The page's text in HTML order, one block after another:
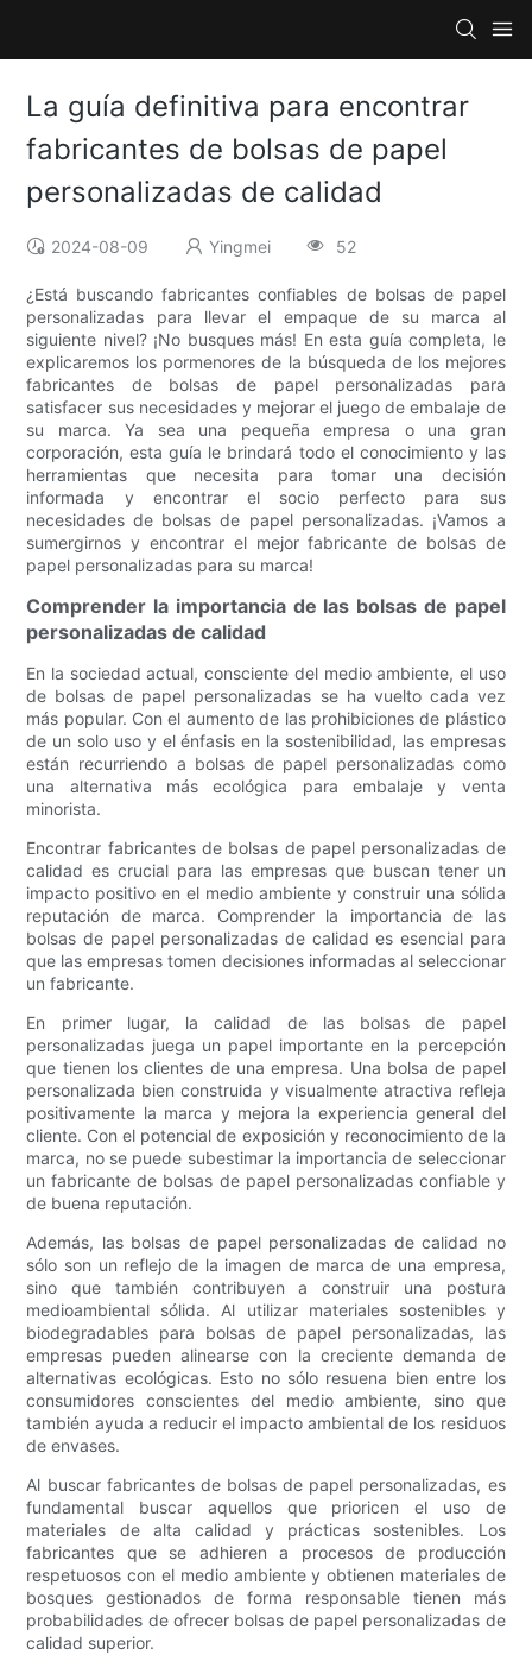
La guía definitiva para encontrar
fabricantes de bolsas de papel
personalizadas de calidad
2024-08-09 Yingmei 52
¿Está buscando fabricantes confiables de bolsas de papel
personalizadas para llevar el empaque de su marca al
siguiente nivel? ¡No busques más! En esta guía completa, le
explicaremos los pormenores de la búsqueda de los mejores
fabricantes de bolsas de papel personalizadas para
satisfacer sus necesidades y mejorar el juego de embalaje de
su marca. Ya sea una pequeña empresa o una gran
corporación, esta guía le brindará todo el conocimiento y las
herramientas que necesita para tomar una decisión
informada y encontrar el socio perfecto para sus
necesidades de bolsas de papel personalizadas. ¡Vamos a
sumergirnos y encontrar el mejor fabricante de bolsas de
papel personalizadas para su marca!
Comprender la importancia de las bolsas de papel
personalizadas de calidad
En la sociedad actual, consciente del medio ambiente, el uso
de bolsas de papel personalizadas se ha vuelto cada vez
más popular. Con el aumento de las prohibiciones de plástico
de un solo uso y el énfasis en la sostenibilidad, las empresas
están recurriendo a bolsas de papel personalizadas como
una alternativa más ecológica para embalaje y venta
minorista.
Encontrar fabricantes de bolsas de papel personalizadas de
calidad es crucial para las empresas que buscan tener un
impacto positivo en el medio ambiente y construir una sólida
reputación de marca. Comprender la importancia de las
bolsas de papel personalizadas de calidad es esencial para
que las empresas tomen decisiones informadas al seleccionar
un fabricante.
En primer lugar, la calidad de las bolsas de papel
personalizadas juega un papel importante en la percepción
que tienen los clientes de una empresa. Una bolsa de papel
personalizada bien construida y visualmente atractiva refleja
positivamente la marca y mejora la experiencia general del
cliente. Con el potencial de exposición y reconocimiento de la
marca, no se puede subestimar la importancia de seleccionar
un fabricante de bolsas de papel personalizadas confiable y
de buena reputación.
Además, las bolsas de papel personalizadas de calidad no
sólo son un reflejo de la imagen de marca de una empresa,
sino que también contribuyen a construir una postura
medioambiental sólida. Al utilizar materiales sostenibles y
biodegradables para bolsas de papel personalizadas, las
empresas pueden alinearse con la creciente demanda de
alternativas ecológicas. Esto no sólo resuena bien entre los
consumidores conscientes del medio ambiente, sino que
también ayuda a reducir el impacto ambiental de los residuos
de envases.
Al buscar fabricantes de bolsas de papel personalizadas, es
fundamental buscar aquellos que prioricen el uso de
materiales de alta calidad y prácticas sostenibles. Los
fabricantes que se adhieren a procesos de producción
respetuosos con el medio ambiente y obtienen materiales de
bosques gestionados de forma responsable tienen más
probabilidades de ofrecer bolsas de papel personalizadas de
calidad superior.